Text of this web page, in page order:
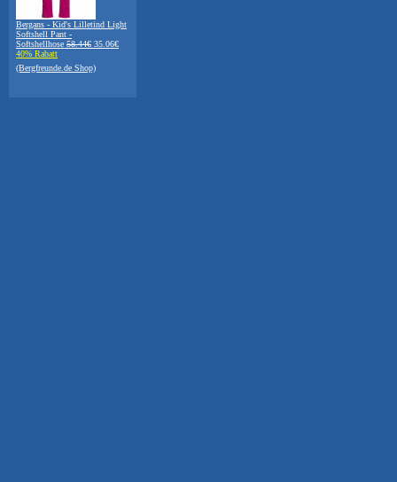
Bergans - Kid's Lilletind Light
Softshell Pant -
Softshellhose 58.44€ 35.06€
40% Rabatt
(Bergfreunde.de Shop)